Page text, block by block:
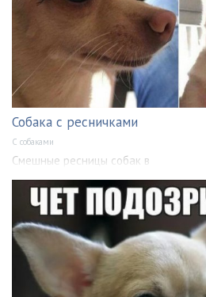
Собака с ресничками
С собаками
Смешные ресницы собак в